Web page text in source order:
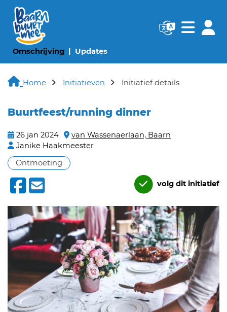
Omschrijving(huidige pagina)
Updates(huidige pagina)
Navigatie
Home Initiatieven Initiatief details
Buurtfeest/running dinner
26 jan 2024
van Wassenaerlaan, Baarn
Janike Haakmeester
Ontmoeting
volg dit initiatief